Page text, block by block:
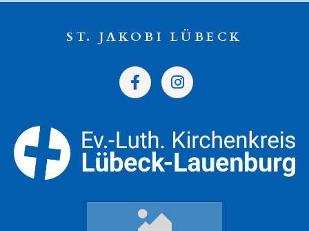
ST. JAKOBI LÜBECK